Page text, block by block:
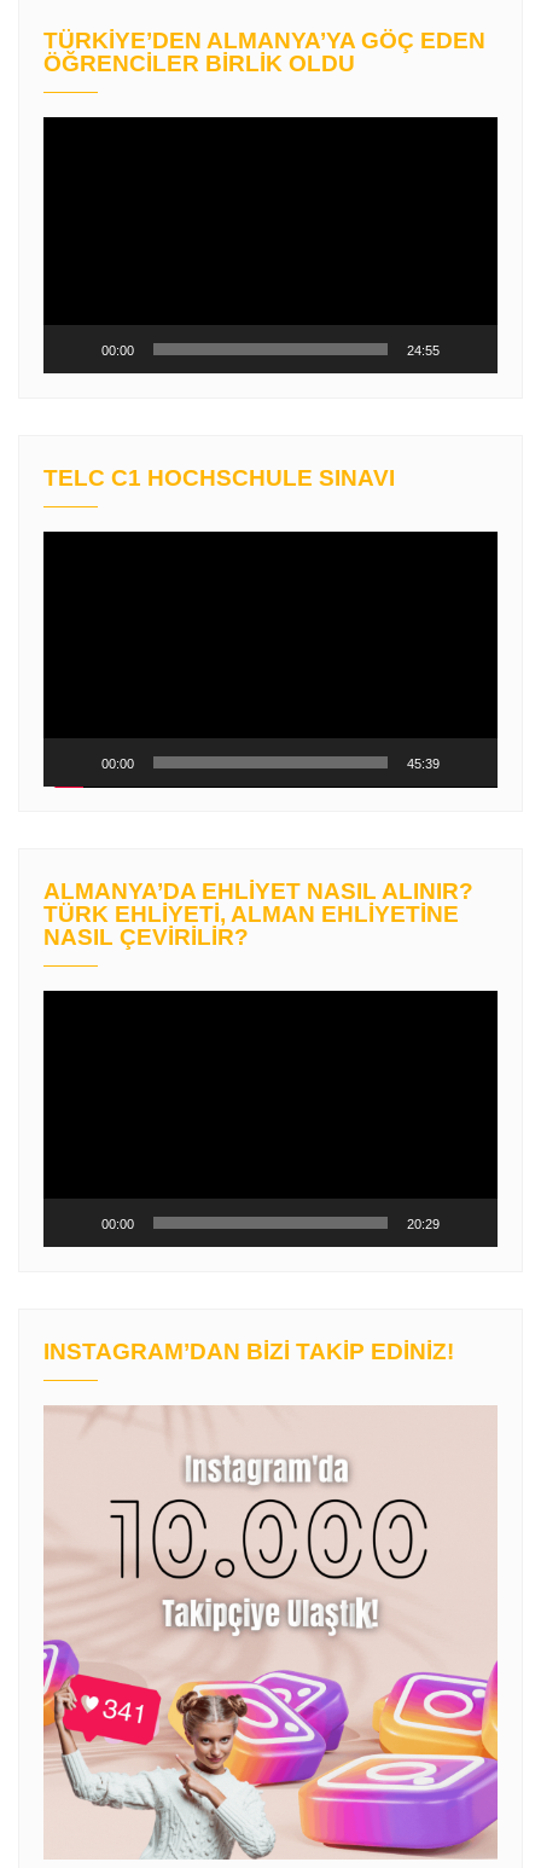
TÜRKIYE’DEN ALMANYA’YA GÖÇ EDEN
ÖĞRENCILER BIRLIK OLDU
00:00 24:55
TELC C1 HOCHSCHULE SINAVI
00:00 45:39
ALMANYA’DA EHLIYET NASIL ALINIR?
TÜRK EHLIYETI, ALMAN EHLIYETINE
NASIL ÇEVIRILIR?
00:00 20:29
INSTAGRAM’DAN BIZI TAKIP EDINIZ!